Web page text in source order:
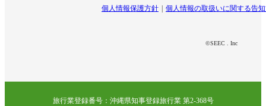
個人情報保護方針 個人情報の取扱いに関する告
©SEEC . Inc
旅行業登録番号：沖縄県知事登録旅行業 第2-368号